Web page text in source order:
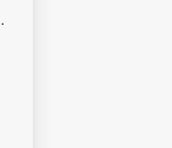
RUSTAVSHI -